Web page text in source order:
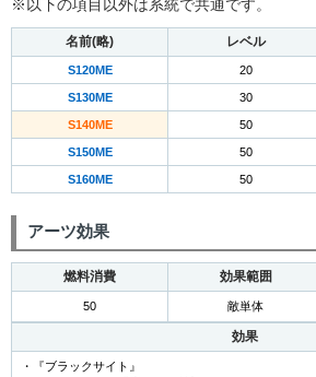
※以下の項目以外は系統で共通です。
名前(略) レベル
S120ME 20
S130ME 30
S140ME 50
S150ME 50
S160ME 50
アーツ効果
燃料消費 効果範囲
50 敵単体
効果
・『ブラックサイト』